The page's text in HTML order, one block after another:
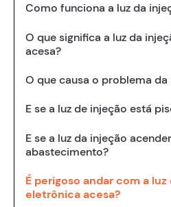
Como funciona a luz da
O que significa a luz da
acesa?
O que causa o problema
E se a luz de injeção está
E se a luz da injeção
abastecimento?
É perigoso andar com a
eletrônica acesa?